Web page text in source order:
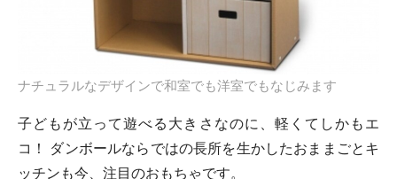
ナチュラルなデザインで和室でも洋室でもなじみます
子どもが立って遊べる大きさなのに、軽くてしかもエ
コ！ ダンボールならではの長所を生かしたおままごとキ
ッチンも今、注目のおもちゃです。